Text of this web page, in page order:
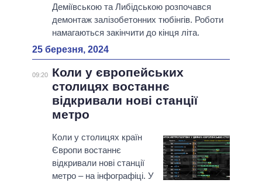
Деміївською та Либідською розпочався
демонтаж залізобетонних тюбінгів. Роботи
намагаються закінчити до кінця літа.
25 березня, 2024
09:20
Коли у європейських
столицях востаннє
відкривали нові станції
метро
Коли у столицях країн
Європи востаннє
відкривали нові станції
метро – на інфографіці. У